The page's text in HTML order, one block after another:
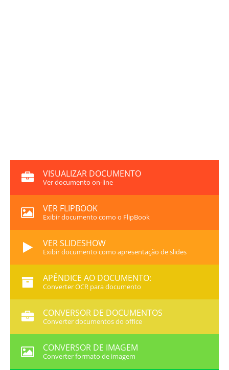
VISUALIZAR DOCUMENTO
Ver documento on-line
VER FLIPBOOK
Exibir documento como o FlipBook
VER SLIDESHOW
Exibir documento como apresentação de slides
APÊNDICE AO DOCUMENTO:
Converter OCR para documento
CONVERSOR DE DOCUMENTOS
Converter documentos do office
CONVERSOR DE IMAGEM
Converter formato de imagem